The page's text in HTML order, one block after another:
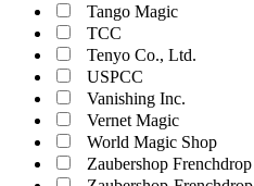
Tango Magic
TCC
Tenyo Co., Ltd.
USPCC
Vanishing Inc.
Vernet Magic
World Magic Shop
Zaubershop Frenchdrop